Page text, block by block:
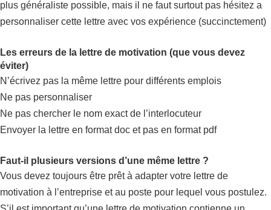
plus généraliste possible, mais il ne faut surtout pas hésitez a
personnaliser cette lettre avec vos expérience (succinctement)
Les erreurs de la lettre de motivation (que vous devez
éviter)
N’écrivez pas la même lettre pour différents emplois
Ne pas personnaliser
Ne pas chercher le nom exact de l’interlocuteur
Envoyer la lettre en format doc et pas en format pdf
Faut-il plusieurs versions d’une même lettre ?
Vous devez toujours être prêt à adapter votre lettre de
motivation à l’entreprise et au poste pour lequel vous postulez.